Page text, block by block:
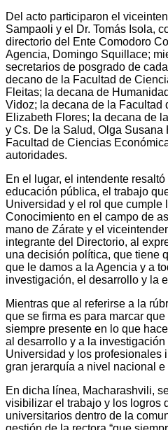
Del acto participaron el
Sampaoli y el Dr. Tomás Isola,
directorio del Ente Comodoro
Agencia, Domingo Squillace;
secretarios de posgrado de
decano de la Facultad de
Fleitas; la decana de
Vidoz; la decana de la Facultad
Elizabeth Flores; la decana de
y Cs. De la Salud, Olga Susana
Facultad de Ciencias
autoridades.
En el lugar, el intendente
educación pública, el trabajo
Universidad y el rol que cumple
Conocimiento en el campo de
mano de Zárate y el
integrante del Directorio, al
una decisión política, que tiene
que le damos a la Agencia y a
investigación, el desarrollo y la
Mientras que al referirse a la
que se firma es para marcar
siempre presente en lo que
al desarrollo y a la
Universidad y los profesionales
gran jerarquía a nivel nacional e
En dicha línea, Macharashvili,
visibilizar el trabajo y los logros
universitarios dentro de la